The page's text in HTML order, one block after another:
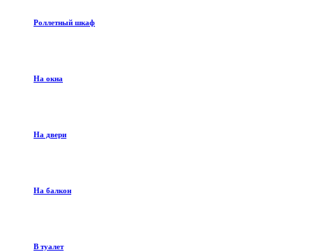
Роллетный шкаф
На окна
На двери
На балкон
В туалет